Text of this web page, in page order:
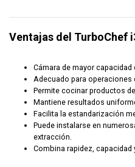
Ventajas del TurboChef
Cámara de mayor
Adecuado para operaciones
Permite cocinar productos
Mantiene resultados
Facilita la estandarización
Puede instalarse en
extracción.
Combina rapidez,